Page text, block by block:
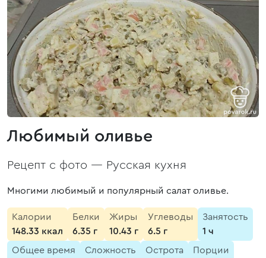
Любимый оливье
Рецепт с фото — Русская кухня
Многими любимый и популярный салат оливье.
Калории
148.33 ккал
Белки
6.35 г
Жиры
10.43 г
Углеводы
6.5 г
Занятость
1 ч
Общее время
Сложность
Острота
Порции